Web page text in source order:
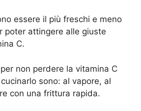
essere il più freschi e meno
poter attingere alle giuste
C.
non perdere la vitamina C
sono: al vapore, al
con una frittura rapida.